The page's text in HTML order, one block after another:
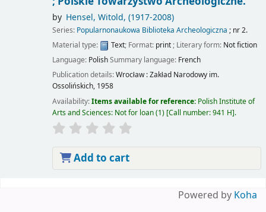
by Hensel, Witold, (1917-2008)
Series: Popularnonaukowa Biblioteka Archeologiczna ; nr 2.
Material type:
Text; Format: print; Literary form: Not fiction
Language: PolishSummary language: French
Publication details:Wrocław :Zakład Narodowy im.
Ossolińskich, 1958
Availability:Items available for reference: Polish Institute of
Arts and Sciences: Not for loan(1) Call number:941 H .
Add to cart
Powered by Koha